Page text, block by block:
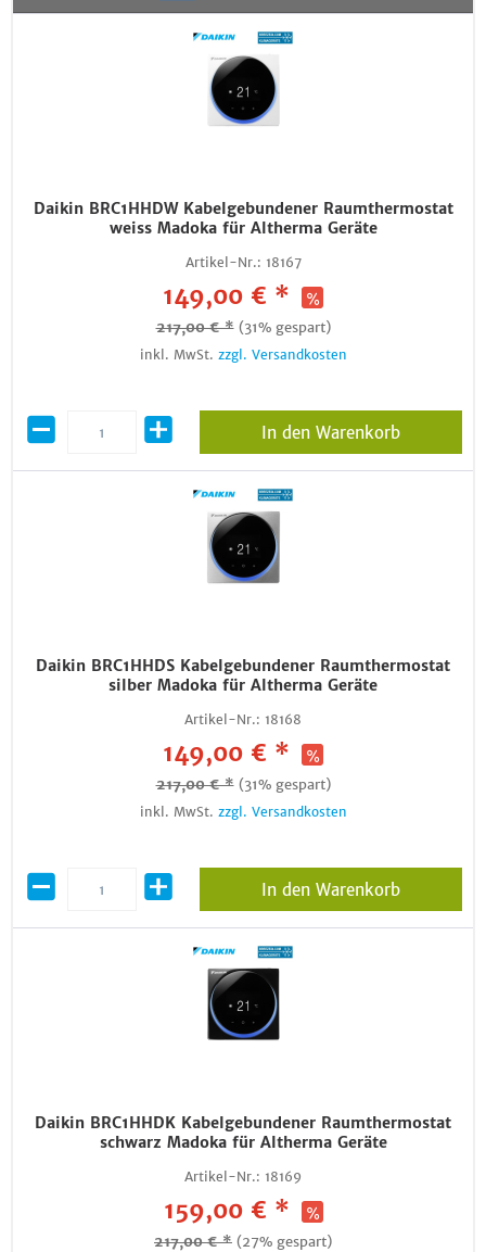
Daikin BRC1HHDW Kabelgebundener Raumthermostat
weiss Madoka für Altherma Geräte
Artikel-Nr.: 18167
149,00 € *
217,00 € * (31% gespart)
inkl. MwSt. zzgl. Versandkosten
In den Warenkorb
Daikin BRC1HHDS Kabelgebundener Raumthermostat
silber Madoka für Altherma Geräte
Artikel-Nr.: 18168
149,00 € *
217,00 € * (31% gespart)
inkl. MwSt. zzgl. Versandkosten
In den Warenkorb
Daikin BRC1HHDK Kabelgebundener Raumthermostat
schwarz Madoka für Altherma Geräte
Artikel-Nr.: 18169
159,00 € *
217,00 € * (27% gespart)